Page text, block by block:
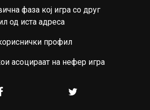
фаза кој игра со друг
од иста адреса
профил
асоцираат на нефер игра